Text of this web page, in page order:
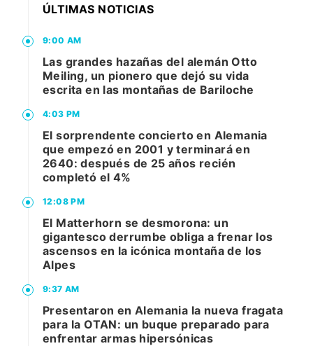
ÚLTIMAS NOTICIAS
9:00 AM
Las grandes hazañas del alemán Otto
Meiling, un pionero que dejó su vida
escrita en las montañas de Bariloche
4:03 PM
El sorprendente concierto en Alemania
que empezó en 2001 y terminará en
2640: después de 25 años recién
completó el 4%
12:08 PM
El Matterhorn se desmorona: un
gigantesco derrumbe obliga a frenar los
ascensos en la icónica montaña de los
Alpes
9:37 AM
Presentaron en Alemania la nueva fragata
para la OTAN: un buque preparado para
enfrentar armas hipersónicas